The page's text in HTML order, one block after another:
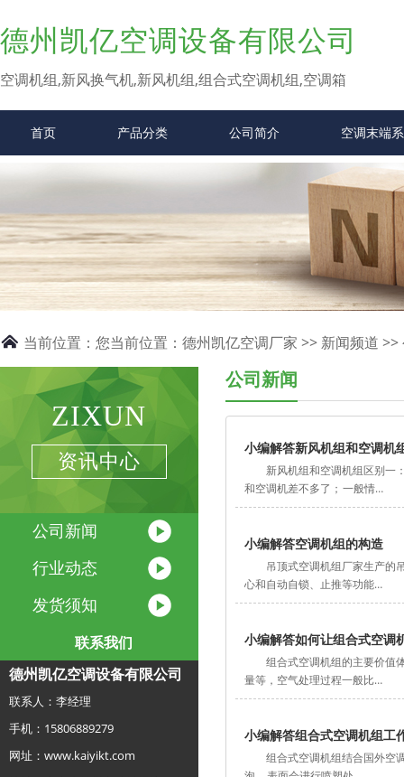
德州凯亿空调设备有限公司
空调机组,新风换气机,新风机组,组合式空调机组,空调箱
首页 产品分类 公司简介 空调末端
当前位置： 您当前位置： 德州凯亿空调厂家 >> 新闻频道 >>
ZIXUN
资讯中心
公司新闻
行业动态
发货须知
联系我们
德州凯亿空调设备有限公司
联系人：李经理
手机：15806889279
网址：www.kaiyikt.com
公司新闻
小编解答新风机组和空调机
新风机组和空调机组区别一
和空调机差不多了； 一般情…
小编解答空调机组的构造
吊顶式空调机组厂家生产的
心和自动自锁、止推等功能…
小编解答如何让组合式空调
组合式空调机组的主要价值
量等，空气处理过程一般比…
小编解答组合式空调机组工
组合式空调机组​结合国外空